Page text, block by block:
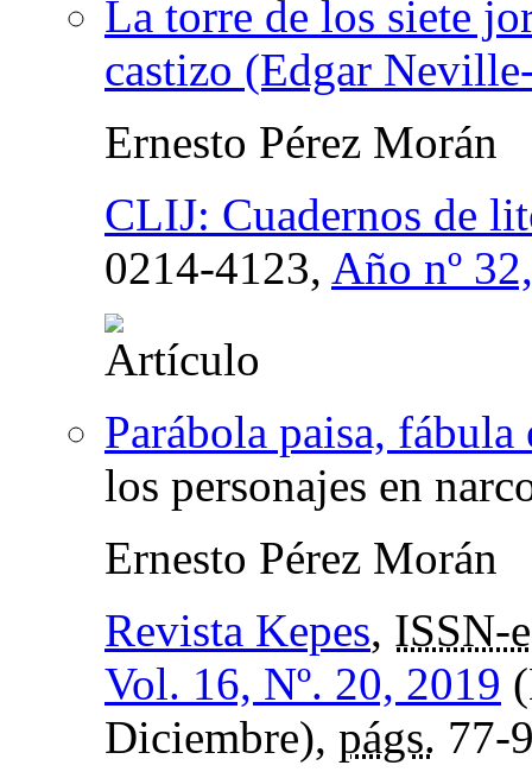
La torre de los siete
castizo (Edgar
Ernesto Pérez Morán
CLIJ: Cuadernos de
0214-4123, Año nº
Parábola paisa, fábula
los personajes en
Ernesto Pérez Morán
Revista Kepes, ISSN-e
Vol. 16, Nº. 20, 2019
Diciembre), págs. 77-